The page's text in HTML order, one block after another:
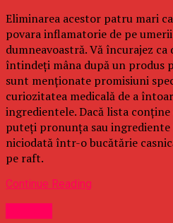
Eliminarea acestor patru mari
povara inflamatorie de pe
dumneavoastră. Vă încurajez ca
întindeți mâna după un produs
sunt menționate promisiuni
curiozitatea medicală de a
ingredientele. Dacă lista
puteți pronunța sau
niciodată într-o bucătărie
pe raft.
Continue Reading